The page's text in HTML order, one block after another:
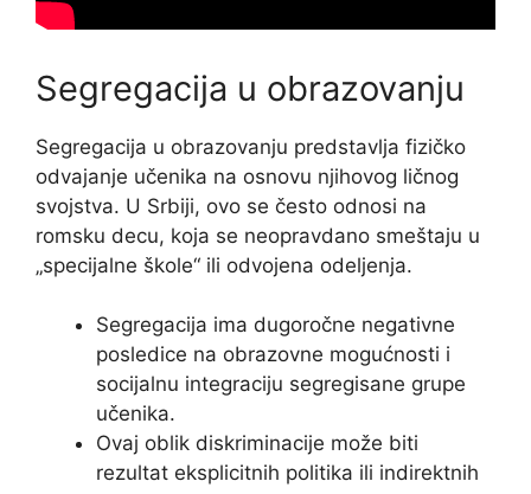
Segregacija u obrazovanju
Segregacija u obrazovanju predstavlja fizičko
odvajanje učenika na osnovu njihovog ličnog
svojstva. U Srbiji, ovo se često odnosi na
romsku decu, koja se neopravdano smeštaju u
„specijalne škole“ ili odvojena odeljenja.
Segregacija ima dugoročne negativne
posledice na obrazovne mogućnosti i
socijalnu integraciju segregisane grupe
učenika.
Ovaj oblik diskriminacije može biti
rezultat eksplicitnih politika ili indirektnih